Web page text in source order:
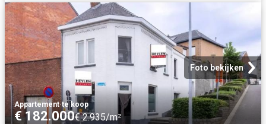
Foto bekijken
Appartement·te koop
€ 182.000€ 2.935/m²